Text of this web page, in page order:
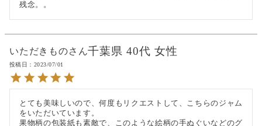
残念。。
いただきもの 千葉県 40代 女性
投稿日 2023/07/01
とても美味しいので、何度もリクエストして、こちらのジャム
をいただいています。
果物柄の包装紙も素敵で、このような絵柄の手ぬぐいなどのグ